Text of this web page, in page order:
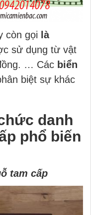
còn gọi là
sử dụng từ vật
… Các biển
biệt sự khác
danh
phổ biến
tam cấp